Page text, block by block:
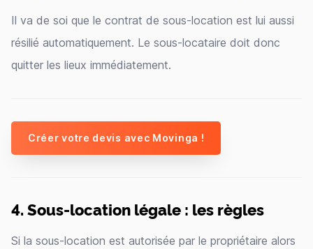
Il va de soi que le contrat de sous-location est lui aussi
résilié automatiquement. Le sous-locataire doit donc
quitter les lieux immédiatement.
Créer votre devis avec Movinga !
4. Sous-location légale : les règles
Si la sous-location est autorisée par le propriétaire alors